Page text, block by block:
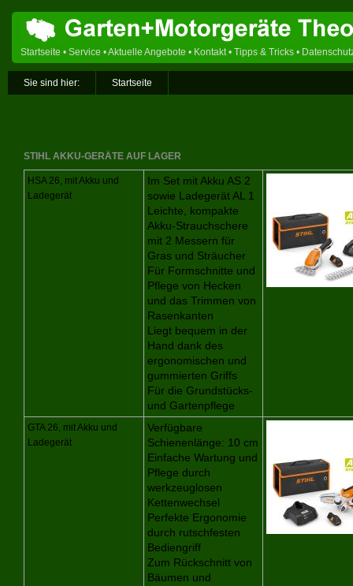
Startseite • Service •Aktuelle Angebote • Kontakt• Tipps & Tricks •
Sie sind hier: Startseite
STIHL AKKU-GERÄTE AUF LAGER
HSA 26, mit Akku und
Ladegerät
Im Set mit Akku AS 2
sowie Ladegerät AL 1
Leichte, kompakte
Akku-Strauchschere
mit 2 Messern für
Gras und Sträucher
Für Formschnitte und
Pflege von Hecken
und das Trimmen von
Rasenkanten
Liegt bequem in der
Hand dank des
ergonomischen und
gummierten Griffs
Für die Grundstücks-
und Gartenpflege
GTA 26, mit Akku und
Ladegerät
Verfügbare
Schienenlänge: 10 cm
Einfache Wartung und
Pflege durch
werkzeuglosen
Kettenwechsel
Perfekte Ergonomie
durch rutschfesten
Bediengriff
Zum Rückschnitt von
Bäumen und